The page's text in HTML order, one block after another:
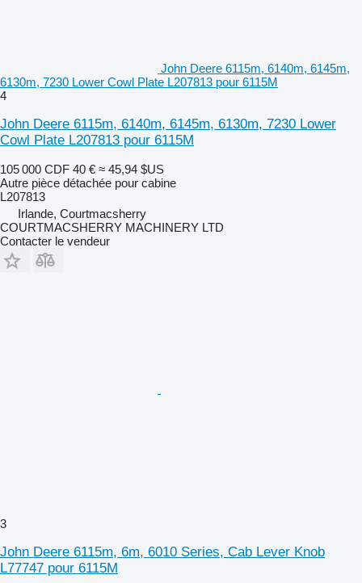
John Deere 6115m, 6140m, 6145m,
6130m, 7230 Lower Cowl Plate L207813 pour 6115M
4
John Deere 6115m, 6140m, 6145m, 6130m, 7230 Lower
Cowl Plate L207813 pour 6115M
105 000 CDF 40 € ≈ 45,94 $US
Autre pièce détachée pour cabine
L207813
Irlande, Courtmacsherry
COURTMACSHERRY MACHINERY LTD
Contacter le vendeur
3
John Deere 6115m, 6m, 6010 Series, Cab Lever Knob
L77747 pour 6115M